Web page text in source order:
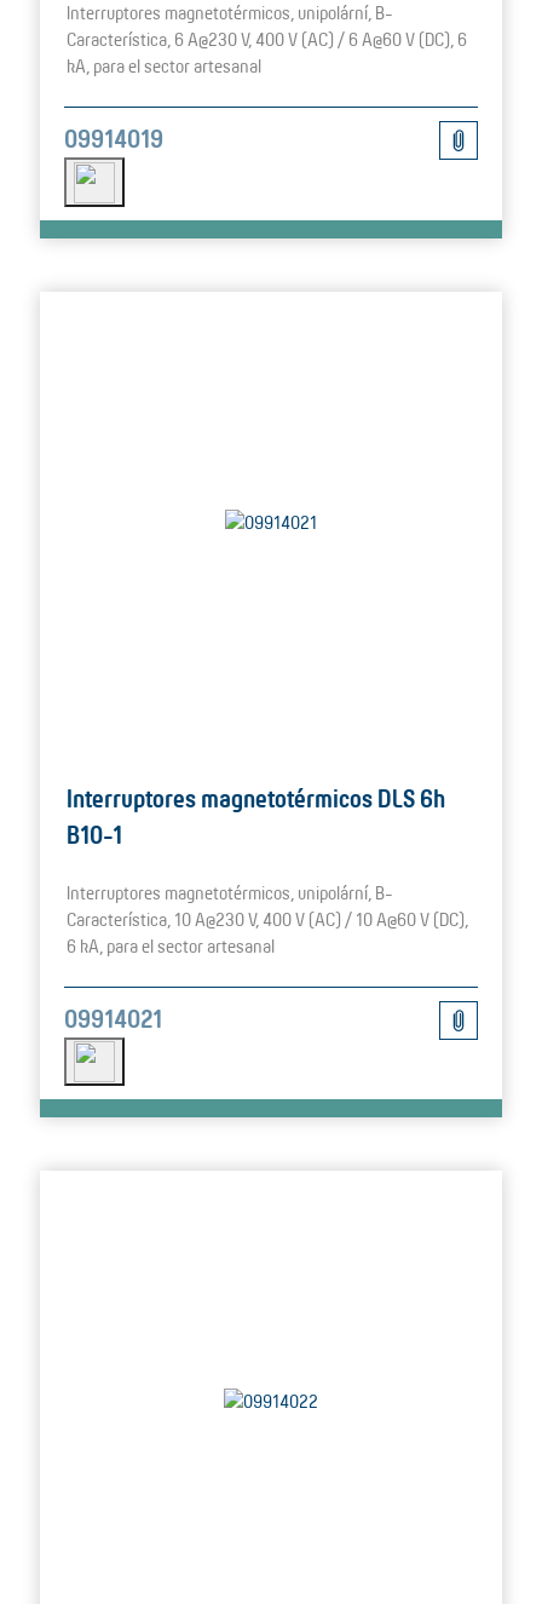
Interruptores magnetotérmicos, unipolární, B-
Característica, 6 A@230 V, 400 V (AC) / 6 A@60 V (DC), 6
kA, para el sector artesanal
09914019
Interruptores magnetotérmicos DLS 6h
B10-1
Interruptores magnetotérmicos, unipolární, B-
Característica, 10 A@230 V, 400 V (AC) / 10 A@60 V (DC),
6 kA, para el sector artesanal
09914021